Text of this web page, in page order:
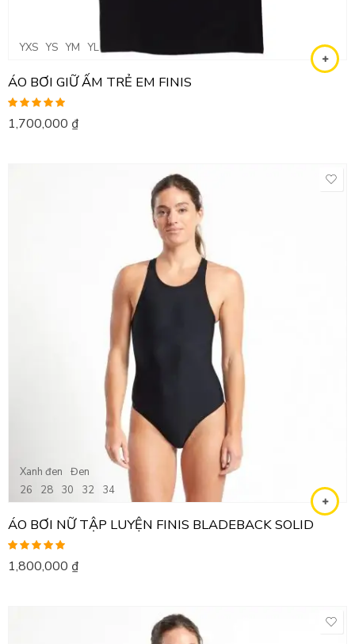
YXS YS YM YL
ÁO BƠI GIỮ ẤM TRẺ EM FINIS
Được xếp
hạng5.00 5
1,700,000 ₫
Xanh đen
Đen
26
28 30 32 34
ÁO BƠI NỮ TẬP LUYỆN FINIS BLADEBACK SOLID
Được xếp
hạng5.00 5
1,800,000 ₫